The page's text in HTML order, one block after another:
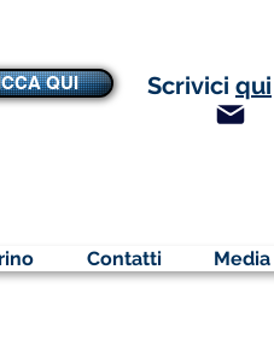
QUI Scrivici qui
Contatti Media